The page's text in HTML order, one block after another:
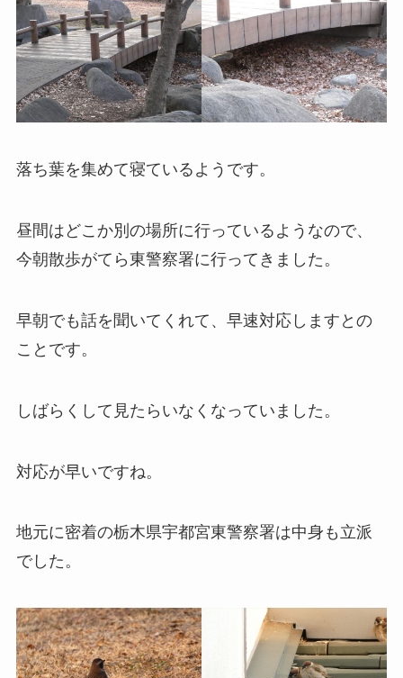
落ち葉を集めて寝ているようです。
昼間はどこか別の場所に行っているようなので、
今朝散歩がてら東警察署に行ってきました。
早朝でも話を聞いてくれて、早速対応しますとの
ことです。
しばらくして見たらいなくなっていました。
対応が早いですね。
地元に密着の栃木県宇都宮東警察署は中身も立派
でした。